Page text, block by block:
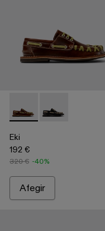
Eki - A500040-001 -
Eki -
Eki
192 €
320 € -40%
Afegir